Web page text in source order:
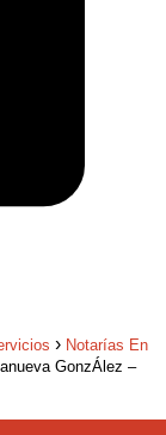
Notarías En
GonzÁlez –